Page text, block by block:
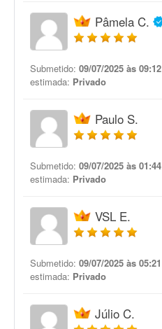
Pâmela C.
Submetido: 09/07/2025 às 09:12
estimada: Privado
Paulo S.
Submetido: 09/07/2025 às 01:44
estimada: Privado
VSL E.
Submetido: 09/07/2025 às 05:21
estimada: Privado
Júlio C.